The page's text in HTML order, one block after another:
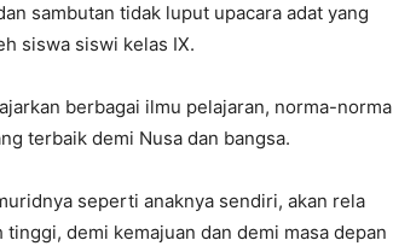
sambutan tidak luput upacara adat yang
siswa siswi kelas IX.
berbagai ilmu pelajaran, norma-norma
terbaik demi Nusa dan bangsa.
seperti anaknya sendiri, akan rela
demi kemajuan dan demi masa depan